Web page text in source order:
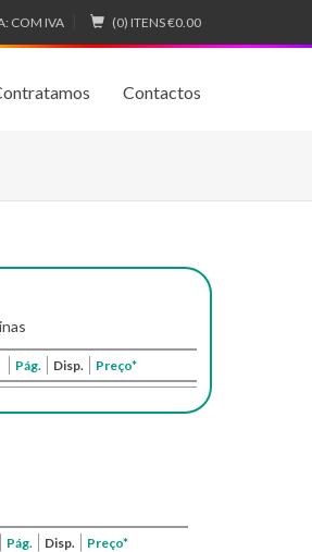
COM IVA (0) ITENS€0.00
Contactos
Pág. Disp. Preço*
Pág. Disp. Preço*